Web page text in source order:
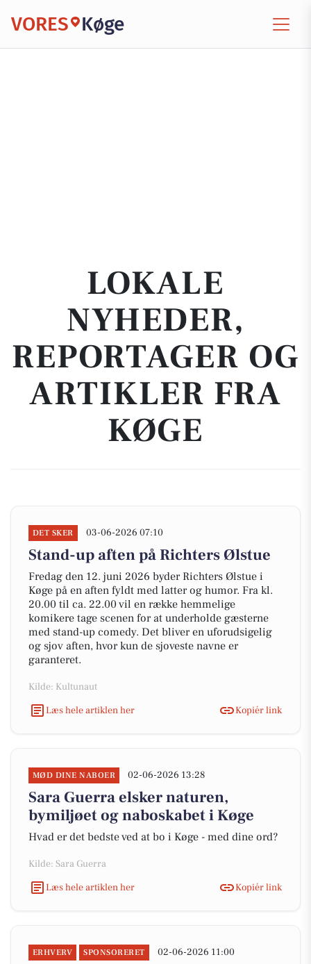
VORES Køge
LOKALE
NYHEDER,
REPORTAGER OG
ARTIKLER FRA
KØGE
DET SKER 03-06-2026 07:10
Stand-up aften på Richters Ølstue
Fredag den 12. juni 2026 byder Richters Ølstue i
Køge på en aften fyldt med latter og humor. Fra kl.
20.00 til ca. 22.00 vil en række hemmelige
komikere tage scenen for at underholde gæsterne
med stand-up comedy. Det bliver en uforudsigelig
og sjov aften, hvor kun de sjoveste navne er
garanteret.
Kilde: Kultunaut
Læs hele artiklen her
Kopiér link
MØD DINE NABOER 02-06-2026 13:28
Sara Guerra elsker naturen,
bymiljøet og naboskabet i Køge
Hvad er det bedste ved at bo i Køge - med dine ord?
Kilde: Sara Guerra
Læs hele artiklen her
Kopiér link
ERHVERV SPONSORERET 02-06-2026 11:00